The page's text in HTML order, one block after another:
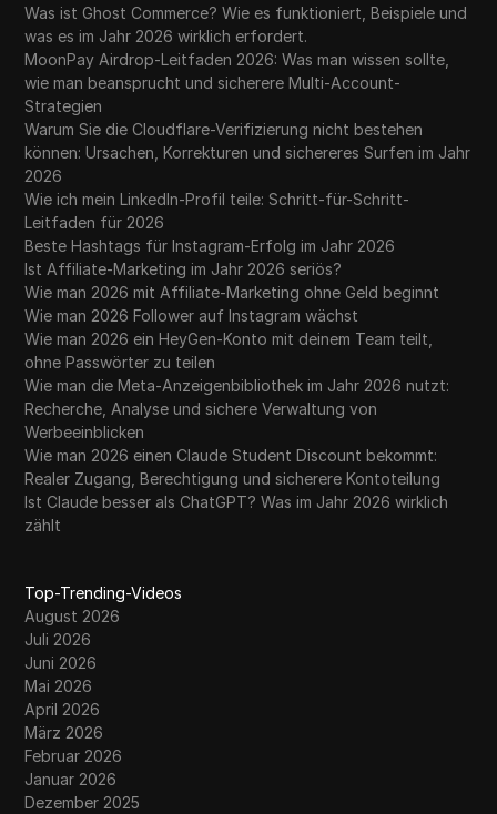
Was ist Ghost Commerce? Wie es funktioniert, Beispiele und
was es im Jahr 2026 wirklich erfordert.
MoonPay Airdrop-Leitfaden 2026: Was man wissen sollte,
wie man beansprucht und sicherere Multi-Account-
Strategien
Warum Sie die Cloudflare-Verifizierung nicht bestehen
können: Ursachen, Korrekturen und sichereres Surfen im Jahr
2026
Wie ich mein LinkedIn-Profil teile: Schritt-für-Schritt-
Leitfaden für 2026
Beste Hashtags für Instagram-Erfolg im Jahr 2026
Ist Affiliate-Marketing im Jahr 2026 seriös?
Wie man 2026 mit Affiliate-Marketing ohne Geld beginnt
Wie man 2026 Follower auf Instagram wächst
Wie man 2026 ein HeyGen-Konto mit deinem Team teilt,
ohne Passwörter zu teilen
Wie man die Meta-Anzeigenbibliothek im Jahr 2026 nutzt:
Recherche, Analyse und sichere Verwaltung von
Werbeeinblicken
Wie man 2026 einen Claude Student Discount bekommt:
Realer Zugang, Berechtigung und sicherere Kontoteilung
Ist Claude besser als ChatGPT? Was im Jahr 2026 wirklich
zählt
Top-Trending-Videos
August 2026
Juli 2026
Juni 2026
Mai 2026
April 2026
März 2026
Februar 2026
Januar 2026
Dezember 2025